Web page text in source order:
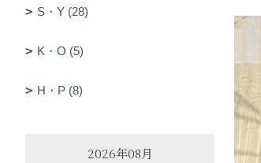
S・Y (28)
K・O (5)
H・P (8)
2026年08月